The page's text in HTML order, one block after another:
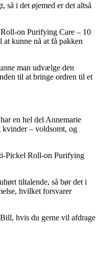
så i det øjemed er det altså
on Purifying Care – 10
kunne nå at få pakken
man udvælge den
til at bringe ordren til et
en hel del Annemarie
kvinder – voldsomt, og
Pickel Roll-on Purifying
tiltalende, så bør det i
hvilket forsvarer
hvis du gerne vil afdrage